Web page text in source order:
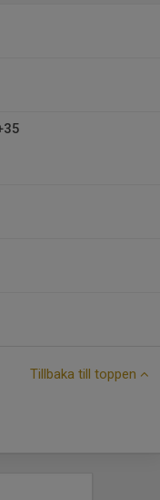
Tillbaka till toppen